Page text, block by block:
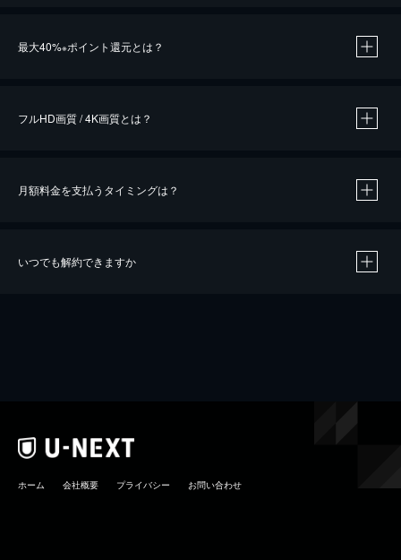
最大40%※ポイント還元とは？
※40％ポイント還元の対象は、クレジットカード決済による作品の購入 / レンタルです。
iOSアプリのUコイン決済による作品の購入 / レンタルは、20％のポイント還元です。
フルHD画質 / 4K画質とは？
月額料金を支払うタイミングは？
いつでも解約できますか
ホーム 会社概要 プライバシー お問い合わせ